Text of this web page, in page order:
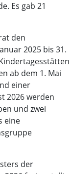
Es gab 21
den
2025 bis 31.
ab dem 1. Mai
einer
2026 werden
und zwei
eine
der